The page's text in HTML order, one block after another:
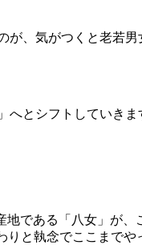
、気がつくと老若
とシフトしていき
である「八女」が
りと執念でここまでや